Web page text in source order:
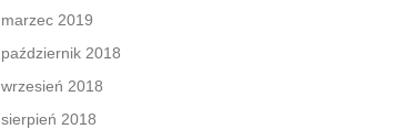
marzec 2019
październik 2018
wrzesień 2018
sierpień 2018